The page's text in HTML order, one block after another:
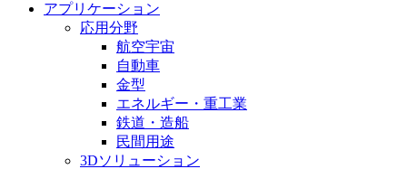
アプリケーション
応用分野
航空宇宙
自動車
金型
エネルギー・重工業
鉄道・造船
民間用途
3Dソリューション